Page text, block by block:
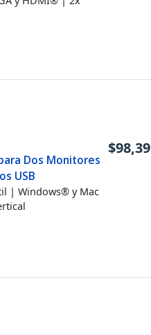
Dos Monitores
USB
| Windows® y Mac
$98,39